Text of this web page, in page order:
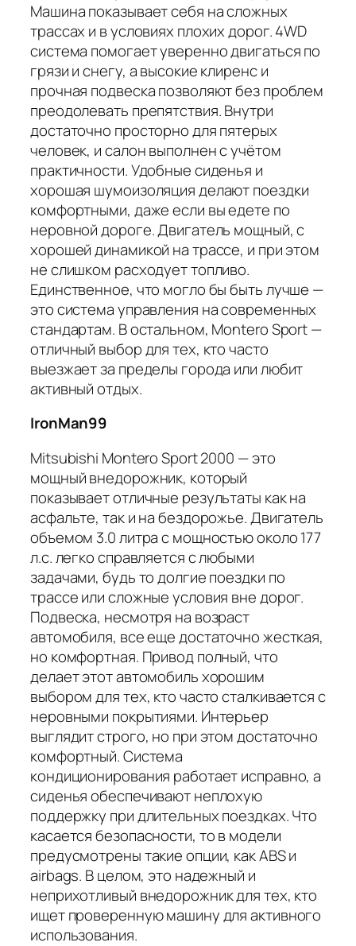
Машина показывает себя на сложных
трассах и в условиях плохих дорог. 4WD
система помогает уверенно двигаться по
грязи и снегу, а высокие клиренс и
прочная подвеска позволяют без проблем
преодолевать препятствия. Внутри
достаточно просторно для пятерых
человек, и салон выполнен с учётом
практичности. Удобные сиденья и
хорошая шумоизоляция делают поездки
комфортными, даже если вы едете по
неровной дороге. Двигатель мощный, с
хорошей динамикой на трассе, и при этом
не слишком расходует топливо.
Единственное, что могло бы быть лучше —
это система управления на современных
стандартам. В остальном, Montero Sport —
отличный выбор для тех, кто часто
выезжает за пределы города или любит
активный отдых.
IronMan99
Mitsubishi Montero Sport 2000 — это
мощный внедорожник, который
показывает отличные результаты как на
асфальте, так и на бездорожье. Двигатель
объемом 3.0 литра с мощностью около 177
л.с. легко справляется с любыми
задачами, будь то долгие поездки по
трассе или сложные условия вне дорог.
Подвеска, несмотря на возраст
автомобиля, все еще достаточно жесткая,
но комфортная. Привод полный, что
делает этот автомобиль хорошим
выбором для тех, кто часто сталкивается с
неровными покрытиями. Интерьер
выглядит строго, но при этом достаточно
комфортный. Система
кондиционирования работает исправно, а
сиденья обеспечивают неплохую
поддержку при длительных поездках. Что
касается безопасности, то в модели
предусмотрены такие опции, как ABS и
airbags. В целом, это надежный и
неприхотливый внедорожник для тех, кто
ищет проверенную машину для активного
использования.